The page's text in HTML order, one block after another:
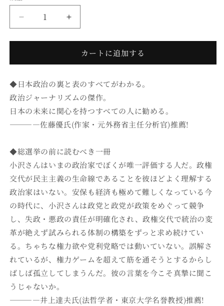
く
格
小
沢
一
万
冊
特
別
バ
ー
ョ
ン】
動
画
付
き
職
小
沢
一
【一
万
冊
特
別
バ
ー
ョ
ン】
動
画
き
カートに追加する
◆日本政治の裏と表のすべてがわかる。
政治ジャーナリズムの傑作。
日本の未来に関心を持つすべての人に勧める。
――――佐藤優氏(作家・元外務省主任分析官)推薦!
◆総選挙の前に読むべき一冊
小沢さんはいまの政治家でぼくが唯一評価する人だ。政権
交代が民主主義の生命線であることを彼ほどよく理解する
政治家はいない。安保も経済も極めて難しくなっている今
の時代に、小沢さんは政党と政党が政策をめぐって競争
し、失政・悪政の責任が明確化され、政権交代で統治の変
革が絶えず試みられる体制の構築をずっと求め続けてい
る。ちゃちな権力欲や党利党略では動いていない。誤解さ
れているが、権力ゲームを超えて筋を通そうとするからし
ばしば孤立してしまうんだ。彼の言葉を今こそ真摯に聞こ
うじゃないか。
――――井上達夫氏(法哲学者・東京大学名誉教授)推薦!